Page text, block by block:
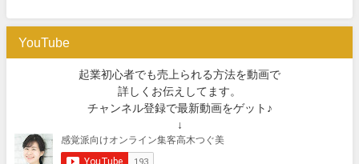
YouTube
起業初心者でも売上られる方法を動画で
詳しくお伝えしてます。
チャンネル登録で最新動画をゲット♪
↓